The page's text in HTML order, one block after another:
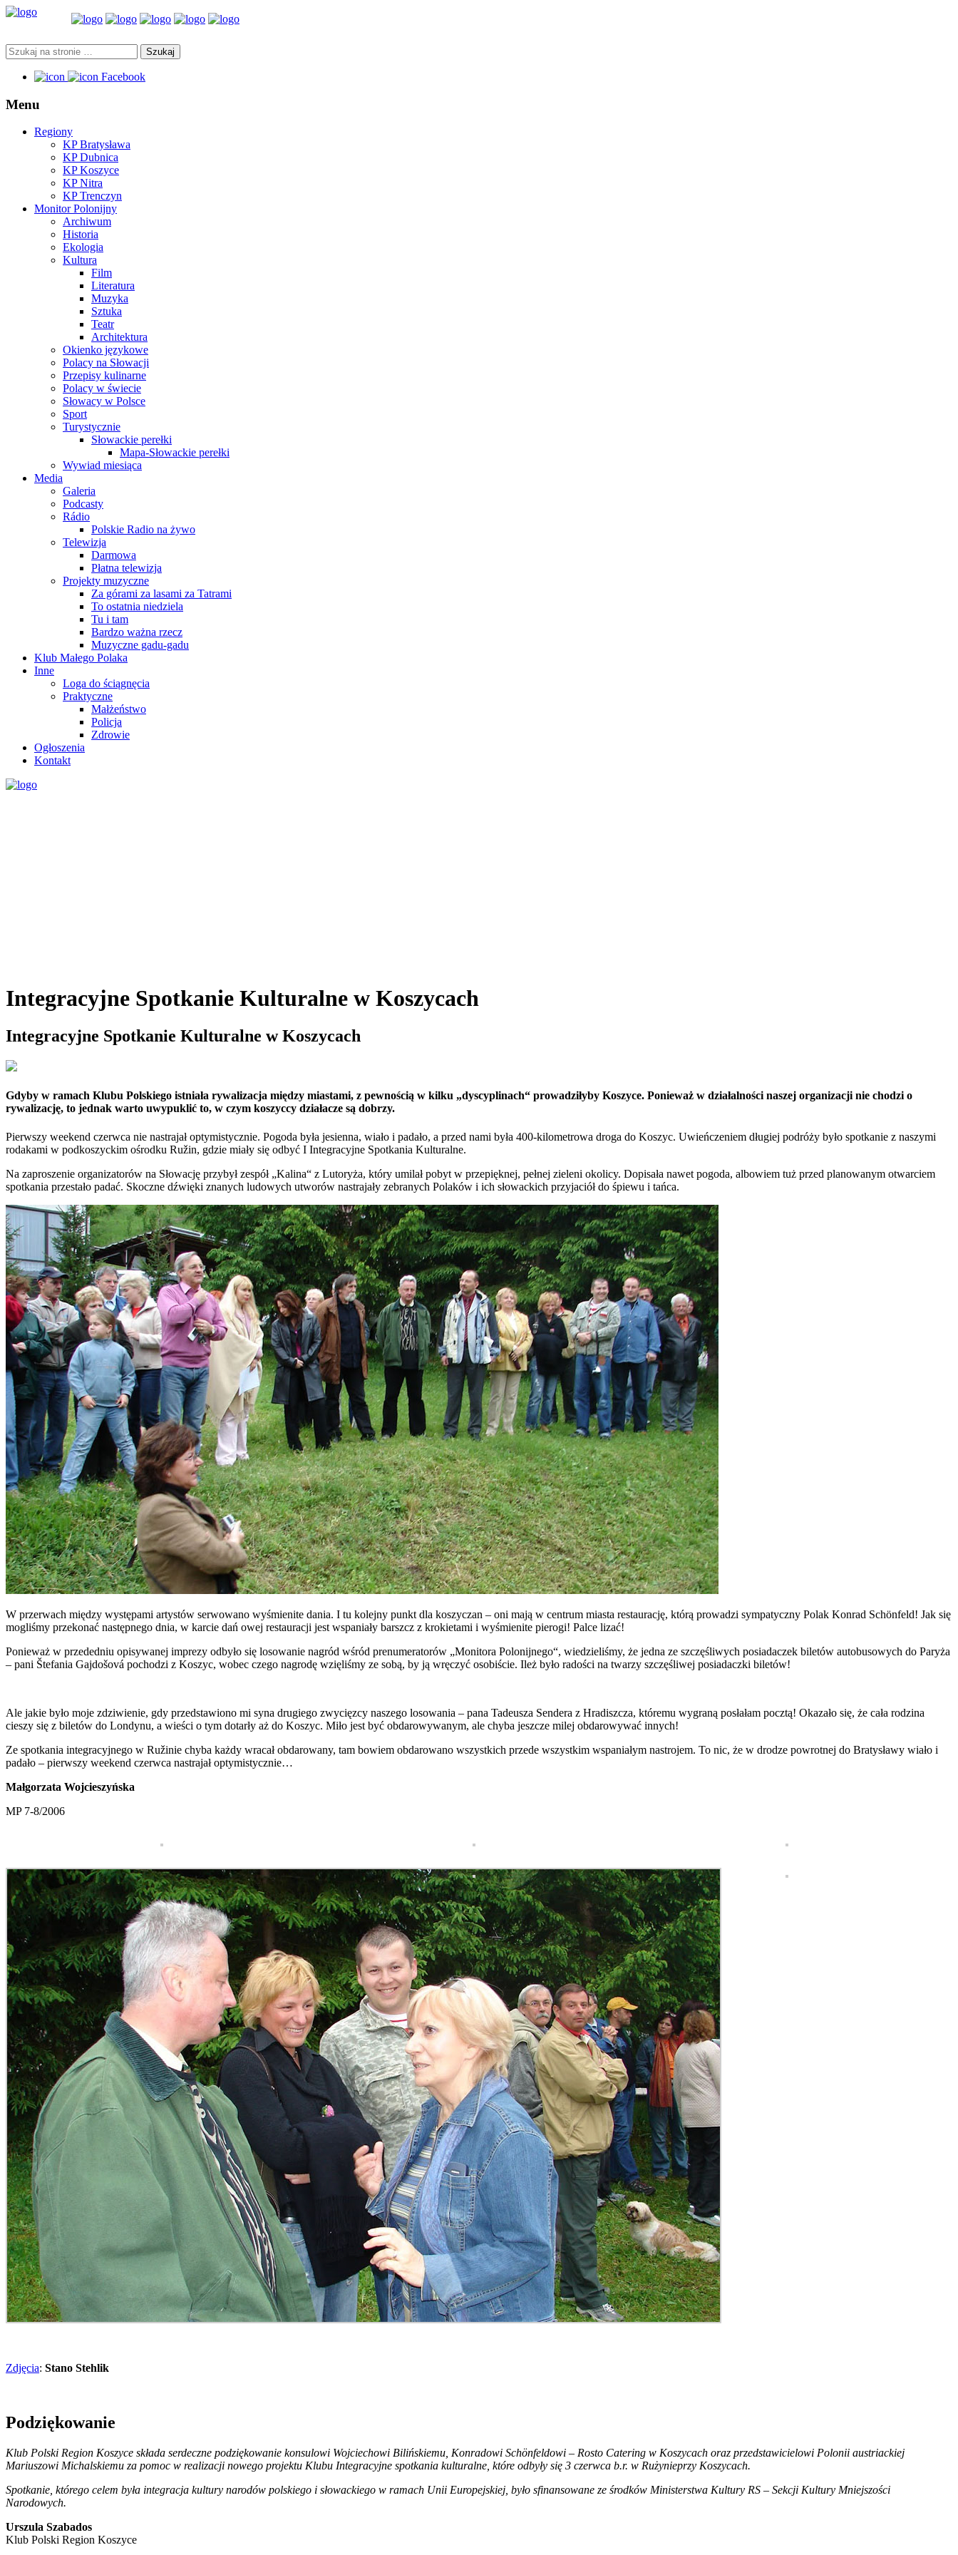
Facebook
Menu
Regiony
KP Bratysława
KP Dubnica
KP Koszyce
KP Nitra
KP Trenczyn
Monitor Polonijny
Archiwum
Historia
Ekologia
Kultura
Film
Literatura
Muzyka
Sztuka
Teatr
Architektura
Okienko językowe
Polacy na Słowacji
Przepisy kulinarne
Polacy w świecie
Słowacy w Polsce
Sport
Turystycznie
Słowackie perełki
Mapa-Słowackie perełki
Wywiad miesiąca
Media
Galeria
Podcasty
Rádio
Polskie Radio na żywo
Telewizja
Darmowa
Płatna telewizja
Projekty muzyczne
Za górami za lasami za Tatrami
To ostatnia niedziela
Tu i tam
Bardzo ważna rzecz
Muzyczne gadu-gadu
Klub Małego Polaka
Inne
Loga do ściągnęcia
Praktyczne
Małżeństwo
Policja
Zdrowie
Ogłoszenia
Kontakt
Integracyjne Spotkanie Kulturalne w Koszycach
Integracyjne Spotkanie Kulturalne w Koszycach
Gdyby w ramach Klubu Polskiego istniała rywalizacja między miastami, z pewnością w kilku „dyscyplinach“ prowadziłyby Koszyce. Ponieważ w działalności naszej organizacji nie chodzi o
rywalizację, to jednak warto uwypuklić to, w czym koszyccy działacze są dobrzy.
Pierwszy weekend czerwca nie nastrajał optymistycznie. Pogoda była jesienna, wiało i padało, a przed nami była 400-kilometrowa droga do Koszyc. Uwieńczeniem długiej podróży było spotkanie z naszymi
rodakami w podkoszyckim ośrodku Ružin, gdzie miały się odbyć I Integracyjne Spotkania Kulturalne.
Na zaproszenie organizatorów na Słowację przybył zespół „Kalina“ z Lutoryża, który umilał pobyt w przepięknej, pełnej zieleni okolicy. Dopisała nawet pogoda, albowiem tuż przed planowanym otwarciem
spotkania przestało padać. Skoczne dźwięki znanych ludowych utworów nastrajały zebranych Polaków i ich słowackich przyjaciół do śpiewu i tańca.
W przerwach między występami artystów serwowano wyśmienite dania. I tu kolejny punkt dla koszyczan – oni mają w centrum miasta restaurację, którą prowadzi sympatyczny Polak Konrad Schönfeld! Jak się
mogliśmy przekonać następnego dnia, w karcie dań owej restauracji jest wspaniały barszcz z krokietami i wyśmienite pierogi! Palce lizać!
Ponieważ w przededniu opisywanej imprezy odbyło się losowanie nagród wśród prenumeratorów „Monitora Polonijnego“, wiedzieliśmy, że jedna ze szczęśliwych posiadaczek biletów autobusowych do Paryża
– pani Štefania Gajdošová pochodzi z Koszyc, wobec czego nagrodę wzięliśmy ze sobą, by ją wręczyć osobiście. Ileż było radości na twarzy szczęśliwej posiadaczki biletów!
Ale jakie było moje zdziwienie, gdy przedstawiono mi syna drugiego zwycięzcy naszego losowania – pana Tadeusza Sendera z Hradiszcza, któremu wygraną posłałam pocztą! Okazało się, że cała rodzina
cieszy się z biletów do Londynu, a wieści o tym dotarły aż do Koszyc. Miło jest być obdarowywanym, ale chyba jeszcze milej obdarowywać innych!
Ze spotkania integracyjnego w Ružinie chyba każdy wracał obdarowany, tam bowiem obdarowano wszystkich przede wszystkim wspaniałym nastrojem. To nic, że w drodze powrotnej do Bratysławy wiało i
padało – pierwszy weekend czerwca nastrajał optymistycznie…
Małgorzata Wojcieszyńska
MP 7-8/2006
Zdjęcia: Stano Stehlik
Podziękowanie
Klub Polski Region Koszyce składa serdeczne podziękowanie konsulowi Wojciechowi Bilińskiemu, Konradowi Schönfeldowi – Rosto Catering w Koszycach oraz przedstawicielowi Polonii austriackiej
Mariuszowi Michalskiemu za pomoc w realizacji nowego projektu Klubu Integracyjne spotkania kulturalne, które odbyły się 3 czerwca b.r. w Rużynieprzy Koszycach.
Spotkanie, którego celem była integracja kultury narodów polskiego i słowackiego w ramach Unii Europejskiej, było sfinansowane ze środków Ministerstwa Kultury RS – Sekcji Kultury Mniejszości
Narodowych.
Urszula Szabados
Klub Polski Region Koszyce